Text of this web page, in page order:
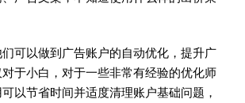
可以做到广告账户的自动优化，提升广
于小白，对于一些非常有经验的优化师
以节省时间并适度清理账户基础问题，